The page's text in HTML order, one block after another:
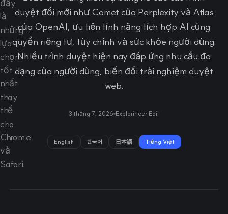
duyệt đổi mới như Comet của Perplexity và Atlas
của OpenAI, ưu tiên tính năng tích hợp AI cùng
quyền riêng tư, tùy chỉnh và sức khỏe người dùng.
Nhiều trình duyệt hiện nay đáp ứng nhu cầu đa
dạng của người dùng, biến đổi trải nghiệm duyệt
web.
3 tháng 7, 2026 Explorineer Edit
English 한국어 日本語 Tiếng Việt